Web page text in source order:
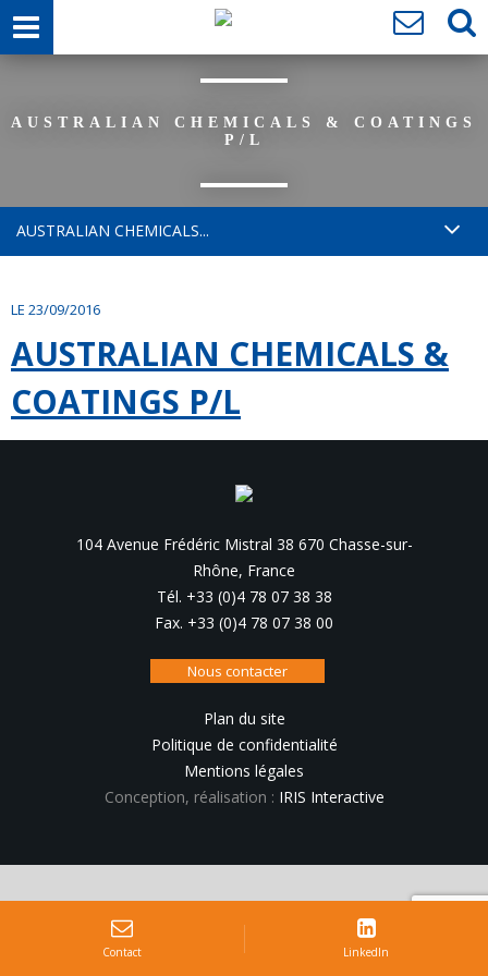
AUSTRALIAN CHEMICALS & COATINGS
P/L
AUSTRALIAN CHEMICALS...
LE 23/09/2016
AUSTRALIAN CHEMICALS &
COATINGS P/L
104 Avenue Frédéric Mistral 38 670 Chasse-sur-
Rhône, France
Tél. +33 (0)4 78 07 38 38
Fax. +33 (0)4 78 07 38 00
Nous contacter
Plan du site
Politique de confidentialité
Mentions légales
Conception, réalisation : IRIS Interactive
Contact LinkedIn